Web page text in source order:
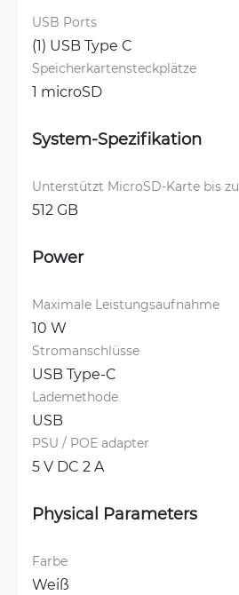
USB Ports
(1) USB Type C
Speicherkartensteckplätze
1 microSD
System-Spezifikation
Unterstützt MicroSD-Karte bis zu
512 GB
Power
Maximale Leistungsaufnahme
10 W
Stromanschlüsse
USB Type-C
Lademethode
USB
PSU / POE adapter
5 V DC 2 A
Physical Parameters
Farbe
Weiß